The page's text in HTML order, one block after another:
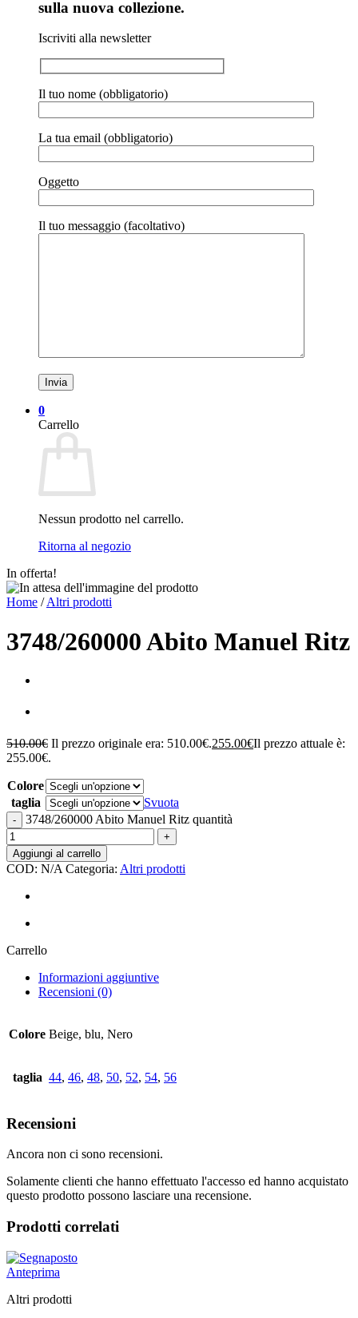
sulla nuova collezione.
Iscriviti alla newsletter
Il tuo nome (obbligatorio)
La tua email (obbligatorio)
Oggetto
Il tuo messaggio (facoltativo)
0
Carrello
Nessun prodotto nel carrello.
Ritorna al negozio
In offerta!
Home / Altri prodotti
3748/260000 Abito Manuel Ritz
510.00€ Il prezzo originale era: 510.00€.255.00€Il prezzo attuale è:
255.00€.
Colore
taglia
Svuota
3748/260000 Abito Manuel Ritz quantità
Aggiungi al carrello
COD: N/A Categoria: Altri prodotti
Carrello
Informazioni aggiuntive
Recensioni (0)
Colore Beige, blu, Nero
taglia 44, 46, 48, 50, 52, 54, 56
Recensioni
Ancora non ci sono recensioni.
Solamente clienti che hanno effettuato l'accesso ed hanno acquistato
questo prodotto possono lasciare una recensione.
Prodotti correlati
Anteprima
Altri prodotti